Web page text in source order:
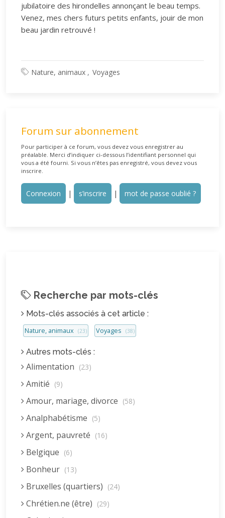
jubilatoire des hirondelles annonçant le beau temps.
Venez, mes chers futurs petits enfants, jouir de mon
beau jardin retrouvé !
Nature, animaux Voyages
Forum sur abonnement
Pour participer à ce forum, vous devez vous enregistrer au
préalable. Merci d’indiquer ci-dessous l’identifiant personnel qui
vous a été fourni. Si vous n’êtes pas enregistré, vous devez vous
inscrire.
Connexion | s’inscrire | mot de passe oublié ?
Recherche par mots-clés
Mots-clés associés à cet article :
Nature, animaux (23) Voyages (38)
Autres mots-clés :
Alimentation (23)
Amitié (9)
Amour, mariage, divorce (58)
Analphabétisme (5)
Argent, pauvreté (16)
Belgique (6)
Bonheur (13)
Bruxelles (quartiers) (24)
Chrétien.ne (être) (29)